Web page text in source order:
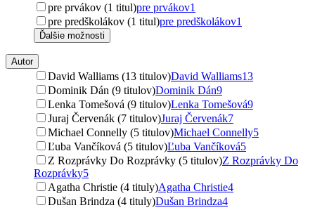
pre prvákov (1 titul)pre prvákov1
pre predškolákov (1 titul)pre predškolákov1
Ďalšie možnosti
Autor
David Walliams (13 titulov)David Walliams13
Dominik Dán (9 titulov)Dominik Dán9
Lenka Tomešová (9 titulov)Lenka Tomešová9
Juraj Červenák (7 titulov)Juraj Červenák7
Michael Connelly (5 titulov)Michael Connelly5
Ľuba Vančíková (5 titulov)Ľuba Vančíková5
Z Rozprávky Do Rozprávky (5 titulov)Z Rozprávky Do
Rozprávky5
Agatha Christie (4 tituly)Agatha Christie4
Dušan Brindza (4 tituly)Dušan Brindza4